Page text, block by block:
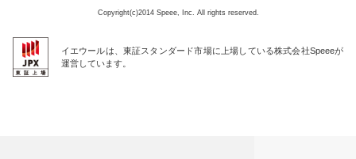
Copyright(c)2014 Speee, Inc. All rights reserved.
イエウールは、東証スタンダード市場に上場している株式会社Speeeが
運営しています。